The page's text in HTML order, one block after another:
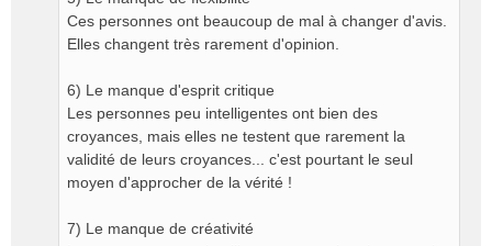
Ces personnes ont beaucoup de mal à changer d'avis.
Elles changent très rarement d'opinion.
6) Le manque d'esprit critique
Les personnes peu intelligentes ont bien des
croyances, mais elles ne testent que rarement la
validité de leurs croyances... c'est pourtant le seul
moyen d'approcher de la vérité !
7) Le manque de créativité